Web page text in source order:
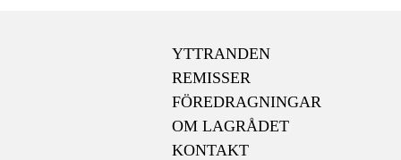
YTTRANDEN
REMISSER
FÖREDRAGNINGAR
OM LAGRÅDET
KONTAKT